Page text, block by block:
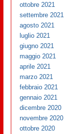
ottobre 2021
settembre 2021
agosto 2021
luglio 2021
giugno 2021
maggio 2021
aprile 2021
marzo 2021
febbraio 2021
gennaio 2021
dicembre 2020
novembre 2020
ottobre 2020